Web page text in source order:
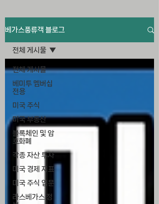
베가스풍류객 블로그
전체 게시물
베미투 멤버십
전용
미국 주식
미국 부동산
블록체인 및 암
호화폐
각종 자산 투자
미국 경제 지표
미국 주식 입문
라스베가스 정
전체 게시물